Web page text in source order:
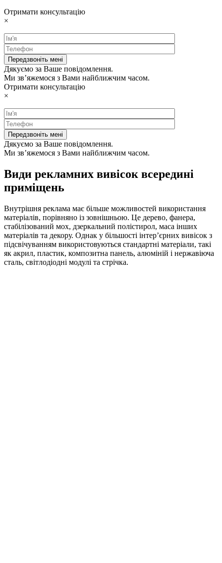
Отримати консультацію
×
Дякуємо за Ваше повідомлення.
Ми зв’яжемося з Вами найближчим часом.
Отримати консультацію
×
Дякуємо за Ваше повідомлення.
Ми зв’яжемося з Вами найближчим часом.
Види рекламних вивісок всередині
приміщень
Внутрішня реклама має більше можливостей використання
матеріалів, порівняно із зовнішньою. Це дерево, фанера,
стабілізований мох, дзеркальний полістирол, маса інших
матеріалів та декору. Однак у більшості інтер’єрних вивісок з
підсвічуванням використовуються стандартні матеріали, такі
як акрил, пластик, композитна панель, алюміній і нержавіюча
сталь, світлодіодні модулі та стрічка.